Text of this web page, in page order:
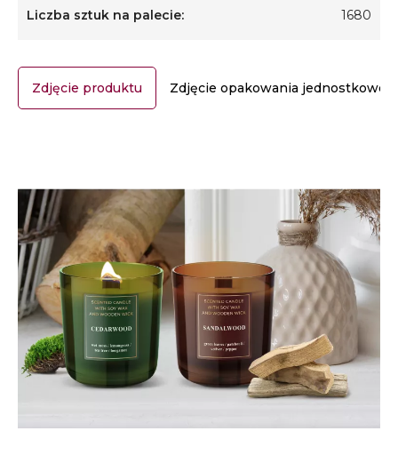
Liczba sztuk na palecie: 1680
Zdjęcie produktu Zdjęcie opakowania